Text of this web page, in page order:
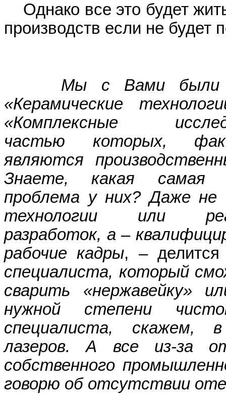
Однако все это будет
производств если не будет
Мы с Вами
«Керамические
«Комплексные
частью которых,
являются
Знаете, какая самая
проблема у них? Даже не
технологии или
разработок, а –
рабочие кадры, –
специалиста, который
сварить «нержавейку»
нужной степени
специалиста, скажем,
лазеров. А все из-за
собственного
говорю об отсутствии